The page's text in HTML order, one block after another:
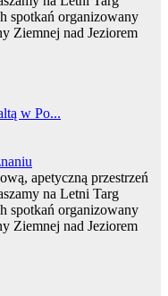
spotkań organizowany
Ziemnej nad Jeziorem
w Po...
apetyczną przestrzeń
na Letni Targ
spotkań organizowany
Ziemnej nad Jeziorem